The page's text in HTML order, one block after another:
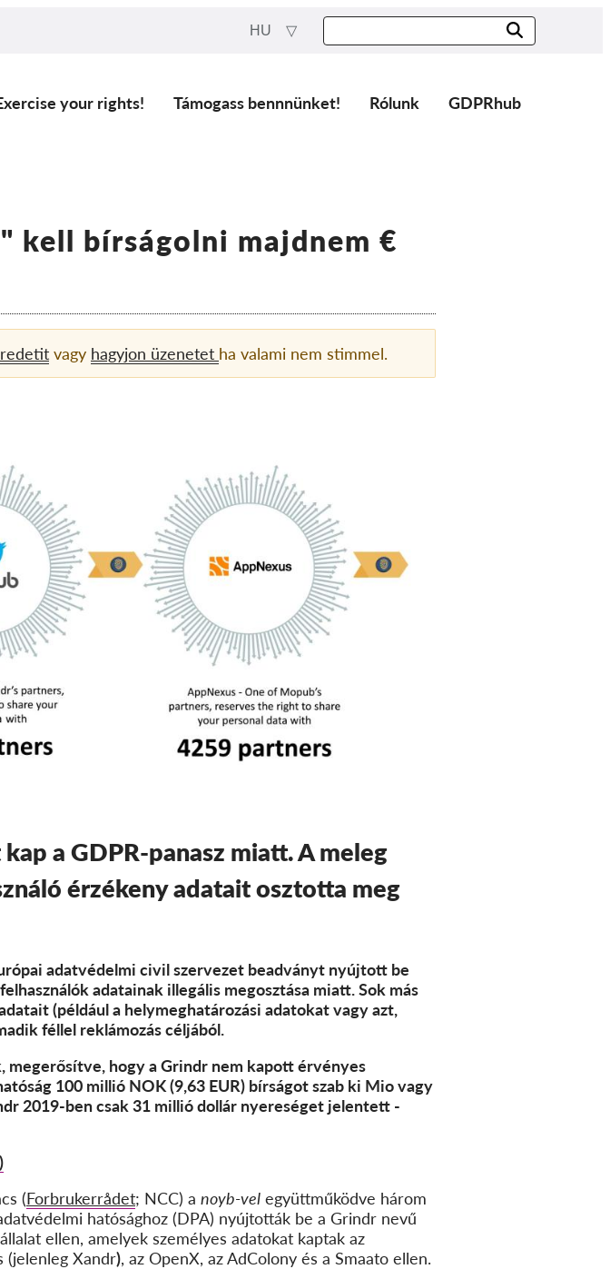
HU
your rights! Támogass bennnünket! Rólunk GDPRhub
kell bírságolni majdnem €
vagy hagyjon üzenetet ha valami nem stimmel.
a GDPR-panasz miatt. A meleg
érzékeny adatait osztotta meg
adatvédelmi civil szervezet beadványt nyújtott be
adatainak illegális megosztása miatt. Sok más
(például a helymeghatározási adatokat vagy azt,
féllel reklámozás céljából.
megerősítve, hogy a Grindr nem kapott érvényes
100 millió NOK (9,63 EUR) bírságot szab ki Mio vagy
2019-ben csak 31 millió dollár nyereséget jelentett -
(Forbrukerrådet; NCC) a noyb-vel együttműködve három
hatósághoz (DPA) nyújtották be a Grindr nevű
ellen, amelyek személyes adatokat kaptak az
(jelenleg Xandr), az OpenX, az AdColony és a Smaato ellen.